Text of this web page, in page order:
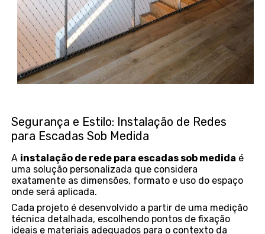
Segurança e Estilo: Instalação de Redes
para Escadas Sob Medida
A instalação de rede para escadas sob medida é
uma solução personalizada que considera
exatamente as dimensões, formato e uso do espaço
onde será aplicada.
Cada projeto é desenvolvido a partir de uma medição
técnica detalhada, escolhendo pontos de fixação
ideais e materiais adequados para o contexto da